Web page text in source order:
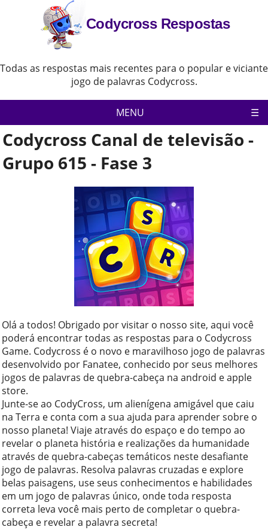
Codycross Respostas
Todas as respostas mais recentes para o popular e viciante
jogo de palavras Codycross.
MENU
Pagina inicial Política de Privacidade
Aviso Legal Contate-Nos
Codycross Canal de televisão -
Grupo 615 - Fase 3
Olá a todos! Obrigado por visitar o nosso site, aqui você
poderá encontrar todas as respostas para o Codycross
Game. Codycross é o novo e maravilhoso jogo de palavras
desenvolvido por Fanatee, conhecido por seus melhores
jogos de palavras de quebra-cabeça na android e apple
store.
Junte-se ao CodyCross, um alienígena amigável que caiu
na Terra e conta com a sua ajuda para aprender sobre o
nosso planeta! Viaje através do espaço e do tempo ao
revelar o planeta história e realizações da humanidade
através de quebra-cabeças temáticos neste desafiante
jogo de palavras. Resolva palavras cruzadas e explore
belas paisagens, use seus conhecimentos e habilidades
em um jogo de palavras único, onde toda resposta
correta leva você mais perto de completar o quebra-
cabeça e revelar a palavra secreta!